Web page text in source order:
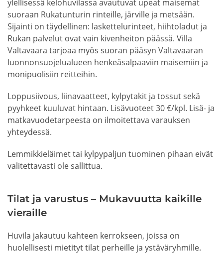
ylellisessä kelohuvilassa avautuvat upeat maisemat
suoraan Rukatunturin rinteille, järville ja metsään.
Sijainti on täydellinen: laskettelurinteet, hiihtoladut ja
Rukan palvelut ovat vain kivenheiton päässä. Villa
Valtavaara tarjoaa myös suoran pääsyn Valtavaaran
luonnonsuojelualueen henkeäsalpaaviin maisemiin ja
monipuolisiin reitteihin.
Loppusiivous, liinavaatteet, kylpytakit ja tossut sekä
pyyhkeet kuuluvat hintaan. Lisävuoteet 30 €/kpl. Lisä- ja
matkavuodetarpeesta on ilmoitettava varauksen
yhteydessä.
Lemmikkieläimet tai kylpypaljun tuominen pihaan eivät
valitettavasti ole sallittua.
Tilat ja varustus – Mukavuutta kaikille
vieraille
Huvila jakautuu kahteen kerrokseen, joissa on
huolellisesti mietityt tilat perheille ja ystäväryhmille.